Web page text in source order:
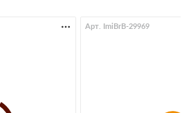
Арт. ImiBrB-29969